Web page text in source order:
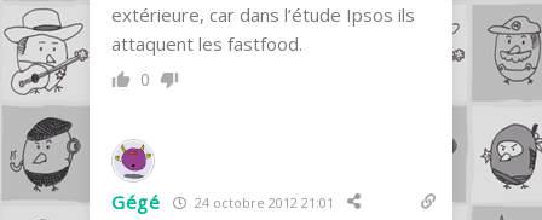
extérieure, car dans l’étude Ipsos ils
attaquent les fastfood.
0
Gégé 24 octobre 2012 21:01